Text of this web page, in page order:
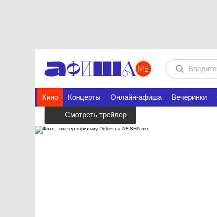
Кино Концерты Онлайн-афиша Вечеринки
Смотреть трейлер